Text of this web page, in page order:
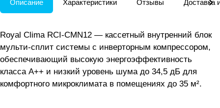
Описание Характеристики Отзывы Доставка
Royal Clima RCI-CMN12 — кассетный внутренний блок
мульти-сплит системы с инверторным компрессором,
обеспечивающий высокую энергоэффективность
класса А++ и низкий уровень шума до 34,5 дБ для
комфортного микроклимата в помещениях до 35 м².